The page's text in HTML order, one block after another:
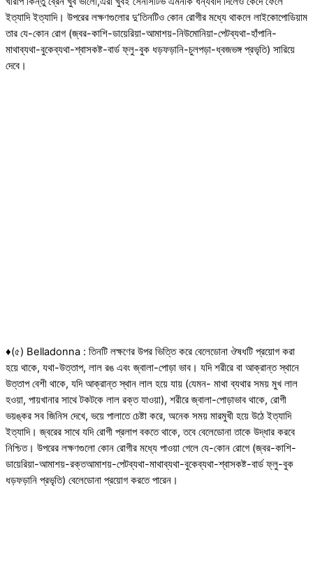
ইত্যাদি ইত্যাদি। উপরের লক্ষণগুলোর দু’তিনটিও কোন রোগীর মধ্যে থাকলে লাইকোপোডিয়াম
তার যে-কোন রোগ (জ্বর-কাশি-ডায়েরিয়া-আমাশয়-নিউমোনিয়া-পেটব্যথা-হাঁপানি-
মাথাব্যথা-বুকেব্যথা-শ্বাসকষ্ট-বার্ড ফ্লু-বুক ধড়ফড়ানি-চুলপড়া-ধ্বজভঙ্গ প্রভৃতি) সারিয়ে
দেবে।
♦(৫) Belladonna : তিনটি লক্ষণের উপর ভিত্তি করে বেলেডোনা ঔষধটি প্রয়োগ করা
হয়ে থাকে, যথা-উত্তাপ, লাল রঙ এবং জ্বালা-পোড়া ভাব। যদি শরীরে বা আক্রান্ত স্থানে
উত্তাপ বেশী থাকে, যদি আক্রান্ত স্থান লাল হয়ে যায় (যেমন- মাথা ব্যথার সময় মুখ লাল
হওয়া, পায়খানার সাথে টকটকে লাল রক্ত যাওয়া), শরীরে জ্বালা-পোড়াভাব থাকে, রোগী
ভয়ঙ্কর সব জিনিস দেখে, ভয়ে পালাতে চেষ্টা করে, অনেক সময় মারমুখী হয়ে উঠে ইত্যাদি
ইত্যাদি। জ্বরের সাথে যদি রোগী প্রলাপ বকতে থাকে, তবে বেলেডোনা তাকে উদ্ধার করবে
নিশ্চিত। উপরের লক্ষণগুলো কোন রোগীর মধ্যে পাওয়া গেলে যে-কোন রোগে (জ্বর-কাশি-
ডায়েরিয়া-আমাশয়-রক্তআমাশয়-পেটব্যথা-মাথাব্যথা-বুকেব্যথা-শ্বাসকষ্ট-বার্ড ফ্লু-বুক
ধড়ফড়ানি প্রভৃতি) বেলেডোনা প্রয়োগ করতে পারেন।